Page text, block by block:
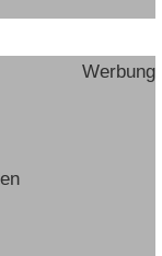
Werbung